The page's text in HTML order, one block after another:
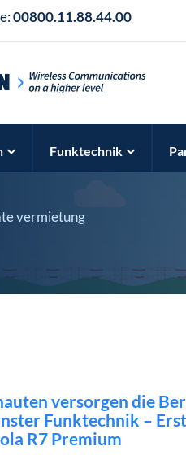
00800.11.88.44.00
Funktechnik
vermietung
versorgen die
Funktechnik –
R7 Premium